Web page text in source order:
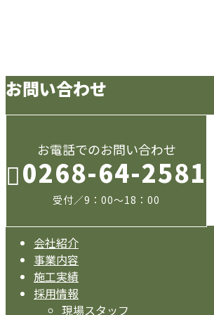
お問い合わせ
お電話でのお問い合わせ
0268-64-2581
受付／9：00～18：00
会社紹介
事業内容
施工実績
採用情報
現場スタッフ